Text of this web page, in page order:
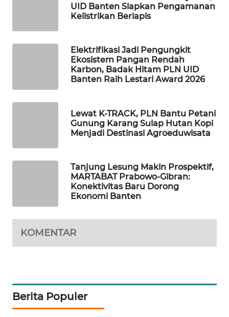
UID Banten Siapkan Pengamanan
Kelistrikan Berlapis
Elektrifikasi Jadi Pengungkit
Ekosistem Pangan Rendah
Karbon, Badak Hitam PLN UID
Banten Raih Lestari Award 2026
Lewat K-TRACK, PLN Bantu Petani
Gunung Karang Sulap Hutan Kopi
Menjadi Destinasi Agroeduwisata
Tanjung Lesung Makin Prospektif,
MARTABAT Prabowo-Gibran:
Konektivitas Baru Dorong
Ekonomi Banten
KOMENTAR
Berita Populer
MKLI
ALPERKLINAS
FORJASIDA
NEWS
SITUNGIR